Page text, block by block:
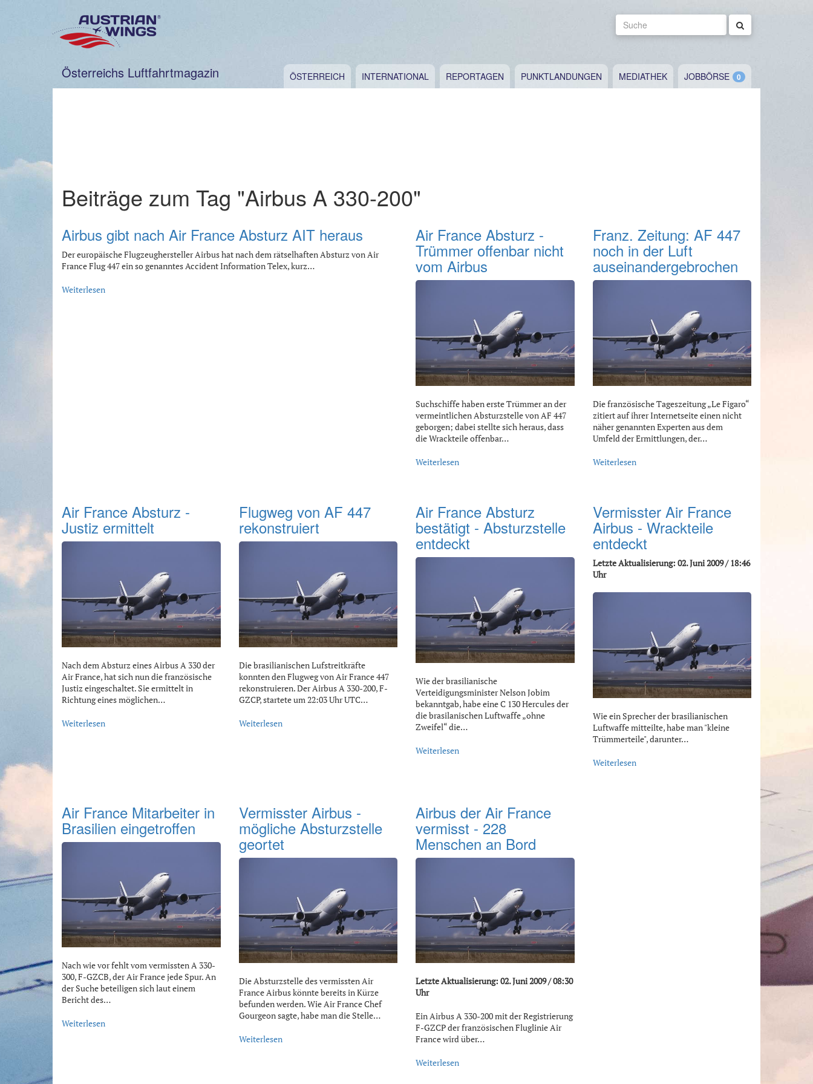
Suche
Österreichs Luftfahrtmagazin ÖSTERREICH INTERNATIONAL REPORTAGEN PUNKTLANDUNGEN MEDIATHEK JOBBÖRSE
Beiträge zum Tag "Airbus A 330-200"
Airbus gibt nach Air France Absturz AIT heraus
Der europäische Flugzeughersteller Airbus hat nach dem rätselhaften Absturz von Air
France Flug 447 ein so genanntes Accident Information Telex, kurz…
Weiterlesen
Air France Absturz -
Trümmer offenbar nicht
vom Airbus
Suchschiffe haben erste Trümmer an der
vermeintlichen Absturzstelle von AF 447
geborgen; dabei stellte sich heraus, dass
die Wrackteile offenbar…
Weiterlesen
Franz. Zeitung: AF 447
noch in der Luft
auseinandergebrochen
Die französische Tageszeitung „Le Figaro“
zitiert auf ihrer Internetseite einen nicht
näher genannten Experten aus dem
Umfeld der Ermittlungen, der…
Weiterlesen
Air France Absturz -
Justiz ermittelt
Nach dem Absturz eines Airbus A 330 der
Air France, hat sich nun die französische
Justiz eingeschaltet. Sie ermittelt in
Richtung eines möglichen…
Weiterlesen
Flugweg von AF 447
rekonstruiert
Die brasilianischen Lufstreitkräfte
konnten den Flugweg von Air France 447
rekonstruieren. Der Airbus A 330-200, F-
GZCP, startete um 22:03 Uhr UTC…
Weiterlesen
Air France Absturz
bestätigt - Absturzstelle
entdeckt
Wie der brasilianische
Verteidigungsminister Nelson Jobim
bekanntgab, habe eine C 130 Hercules der
die brasilanischen Luftwaffe „ohne
Zweifel“ die…
Weiterlesen
Vermisster Air France
Airbus - Wrackteile
entdeckt
Letzte Aktualisierung: 02. Juni 2009 / 18:46
Uhr
Wie ein Sprecher der brasilianischen
Luftwaffe mitteilte, habe man "kleine
Trümmerteile", darunter…
Weiterlesen
Air France Mitarbeiter in
Brasilien eingetroffen
Nach wie vor fehlt vom vermissten A 330-
300, F-GZCB, der Air France jede Spur. An
der Suche beteiligen sich laut einem
Bericht des…
Weiterlesen
Vermisster Airbus -
mögliche Absturzstelle
geortet
Die Absturzstelle des vermissten Air
France Airbus könnte bereits in Kürze
befunden werden. Wie Air France Chef
Gourgeon sagte, habe man die Stelle…
Weiterlesen
Airbus der Air France
vermisst - 228
Menschen an Bord
Letzte Aktualisierung: 02. Juni 2009 / 08:30
Uhr
Ein Airbus A 330-200 mit der Registrierung
F-GZCP der französischen Fluglinie Air
France wird über…
Weiterlesen